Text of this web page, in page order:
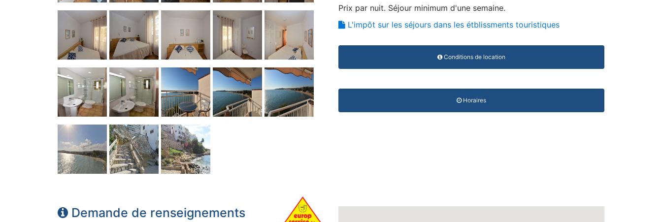
Prix par nuit. Séjour minimum d'une semaine.
L'impôt sur les séjours dans les étblissments touristiques
Conditions de location
Horaires
Demande de renseignements